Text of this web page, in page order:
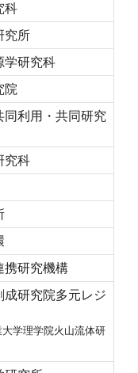
科
究所
研究科
院
利用・共同研究
究科
研究機構
研究院多元レジ
大学理学院火山流体研